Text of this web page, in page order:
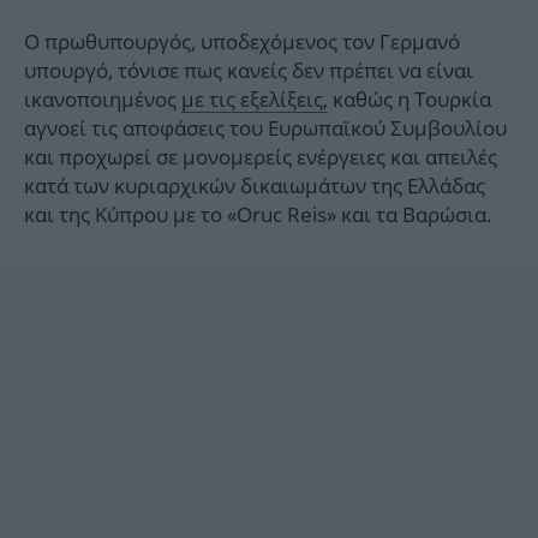
Ο πρωθυπουργός, υποδεχόμενος τον Γερμανό
υπουργό, τόνισε πως κανείς δεν πρέπει να είναι
ικανοποιημένος με τις εξελίξεις, καθώς η Τουρκία
αγνοεί τις αποφάσεις του Ευρωπαϊκού Συμβουλίου
και προχωρεί σε μονομερείς ενέργειες και απειλές
κατά των κυριαρχικών δικαιωμάτων της Ελλάδας
και της Κύπρου με το «Oruc Reis» και τα Βαρώσια.